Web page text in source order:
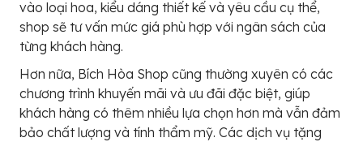
vào loại hoa, kiểu dáng thiết kế và yêu cầu cụ thể,
shop sẽ tư vấn mức giá phù hợp với ngân sách của
từng khách hàng.
Hơn nữa, Bích Hòa Shop cũng thường xuyên có các
chương trình khuyến mãi và ưu đãi đặc biệt, giúp
khách hàng có thêm nhiều lựa chọn hơn mà vẫn đảm
bảo chất lượng và tính thẩm mỹ. Các dịch vụ tặng